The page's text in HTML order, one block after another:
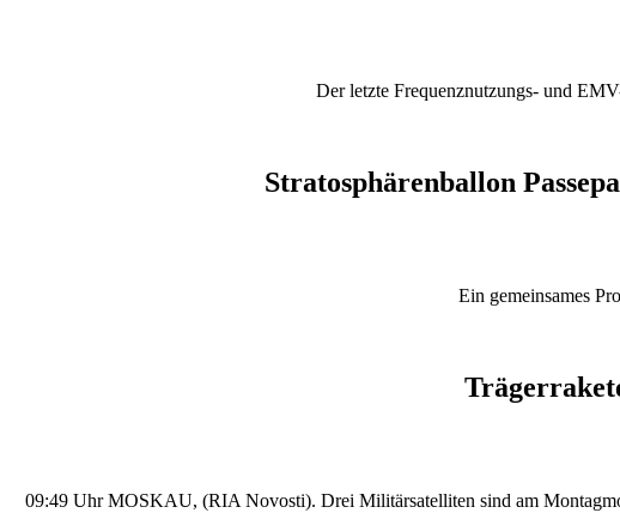
Der letzte Frequenznutzungs- und
Stratosphärenballon
Ein gemeinsames
09:49 Uhr MOSKAU, (RIA Novosti). Drei Militärsatelliten sind am